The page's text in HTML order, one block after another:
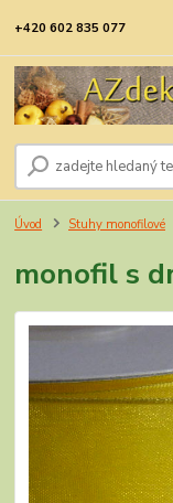
+420 602 835 077
Úvod Stuhy monofilové
monofil s